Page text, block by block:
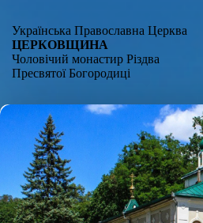
Українська Православна Церква
ЦЕРКОВЩИНА
Чоловічий монастир Різдва
Пресвятої Богородиці